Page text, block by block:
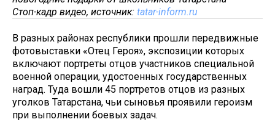
Стоп-кадр видео, источник: tatar-inform.ru
В разных районах республики прошли передвижные
фотовыставки «Отец Героя», экспозиции которых
включают портреты отцов участников специальной
военной операции, удостоенных государственных
наград. Туда вошли 45 портретов отцов из разных
уголков Татарстана, чьи сыновья проявили героизм
при выполнении боевых задач.